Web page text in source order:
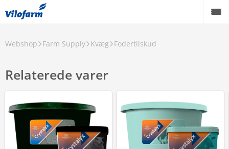
Webshop Farm Supply Kvæg Fodertilskud
Relaterede varer